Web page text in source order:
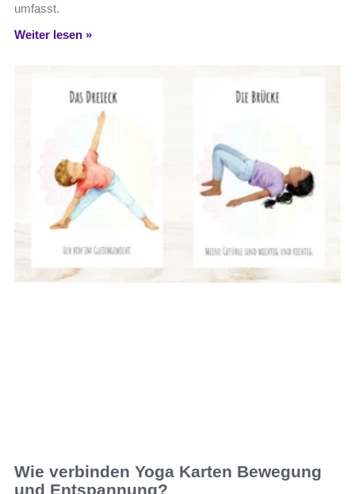
umfasst.
Weiter lesen »
Wie verbinden Yoga Karten Bewegung
und Entspannung?